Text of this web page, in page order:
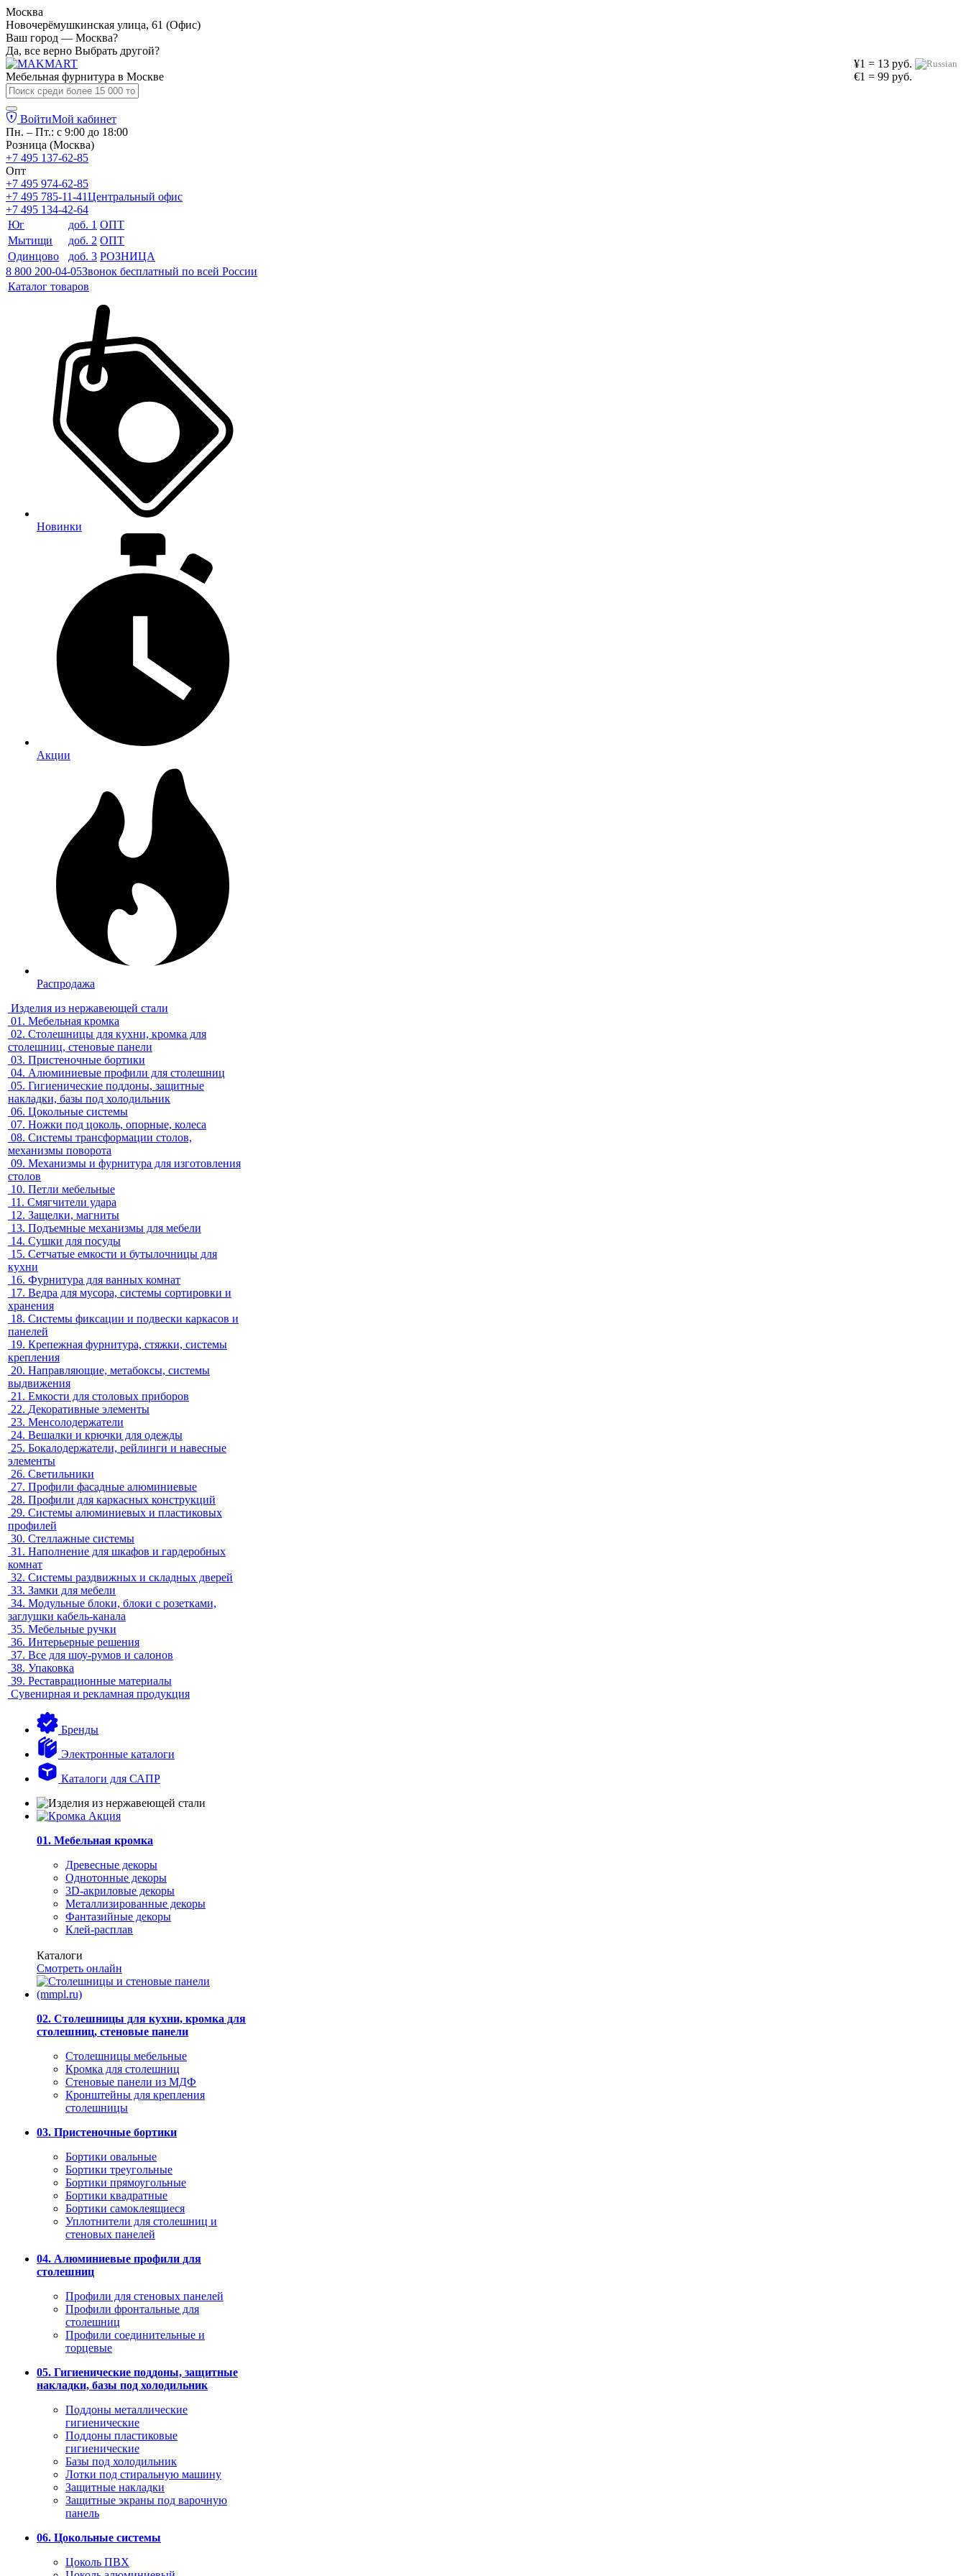
Москва
Новочерёмушкинская улица, 61 (Офис)
Ваш город — Москва?
Да, все верно Выбрать другой?
¥1 = 13 руб.
€1 = 99 руб.
Мебельная фурнитура в Москве
ВойтиМой кабинет
Пн. – Пт.: с 9:00 до 18:00
Розница (Москва)
+7 495 137-62-85
Опт
+7 495 974-62-85
+7 495 785-11-41Центральный офис
+7 495 134-42-64
Юг
доб. 1 ОПТ
Мытищи
доб. 2 ОПТ
Одинцово
доб. 3 РОЗНИЦА
8 800 200-04-05Звонок бесплатный по всей России
Каталог товаров
Новинки
Акции
Распродажа
Изделия из нержавеющей стали
01. Мебельная кромка
02. Столешницы для кухни, кромка для
столешниц, стеновые панели
03. Пристеночные бортики
04. Алюминиевые профили для столешниц
05. Гигиенические поддоны, защитные
накладки, базы под холодильник
06. Цокольные системы
07. Ножки под цоколь, опорные, колеса
08. Системы трансформации столов,
механизмы поворота
09. Механизмы и фурнитура для изготовления
столов
10. Петли мебельные
11. Смягчители удара
12. Защелки, магниты
13. Подъемные механизмы для мебели
14. Сушки для посуды
15. Сетчатые емкости и бутылочницы для
кухни
16. Фурнитура для ванных комнат
17. Ведра для мусора, системы сортировки и
хранения
18. Системы фиксации и подвески каркасов и
панелей
19. Крепежная фурнитура, стяжки, системы
крепления
20. Направляющие, метабоксы, системы
выдвижения
21. Емкости для столовых приборов
22. Декоративные элементы
23. Менсолодержатели
24. Вешалки и крючки для одежды
25. Бокалодержатели, рейлинги и навесные
элементы
26. Светильники
27. Профили фасадные алюминиевые
28. Профили для каркасных конструкций
29. Системы алюминиевых и пластиковых
профилей
30. Стеллажные системы
31. Наполнение для шкафов и гардеробных
комнат
32. Системы раздвижных и складных дверей
33. Замки для мебели
34. Модульные блоки, блоки с розетками,
заглушки кабель-канала
35. Мебельные ручки
36. Интерьерные решения
37. Все для шоу-румов и салонов
38. Упаковка
39. Реставрационные материалы
Сувенирная и рекламная продукция
Бренды
Электронные каталоги
Каталоги для САПР
01. Мебельная кромка
Древесные декоры
Однотонные декоры
3D-акриловые декоры
Металлизированные декоры
Фантазийные декоры
Клей-расплав
Каталоги
Смотреть онлайн
02. Столешницы для кухни, кромка для
столешниц, стеновые панели
Столешницы мебельные
Кромка для столешниц
Стеновые панели из МДФ
Кронштейны для крепления
столешницы
03. Пристеночные бортики
Бортики овальные
Бортики треугольные
Бортики прямоугольные
Бортики квадратные
Бортики самоклеящиеся
Уплотнители для столешниц и
стеновых панелей
04. Алюминиевые профили для
столешниц
Профили для стеновых панелей
Профили фронтальные для
столешниц
Профили соединительные и
торцевые
05. Гигиенические поддоны, защитные
накладки, базы под холодильник
Поддоны металлические
гигиенические
Поддоны пластиковые
гигиенические
Базы под холодильник
Лотки под стиральную машину
Защитные накладки
Защитные экраны под варочную
панель
06. Цокольные системы
Цоколь ПВХ